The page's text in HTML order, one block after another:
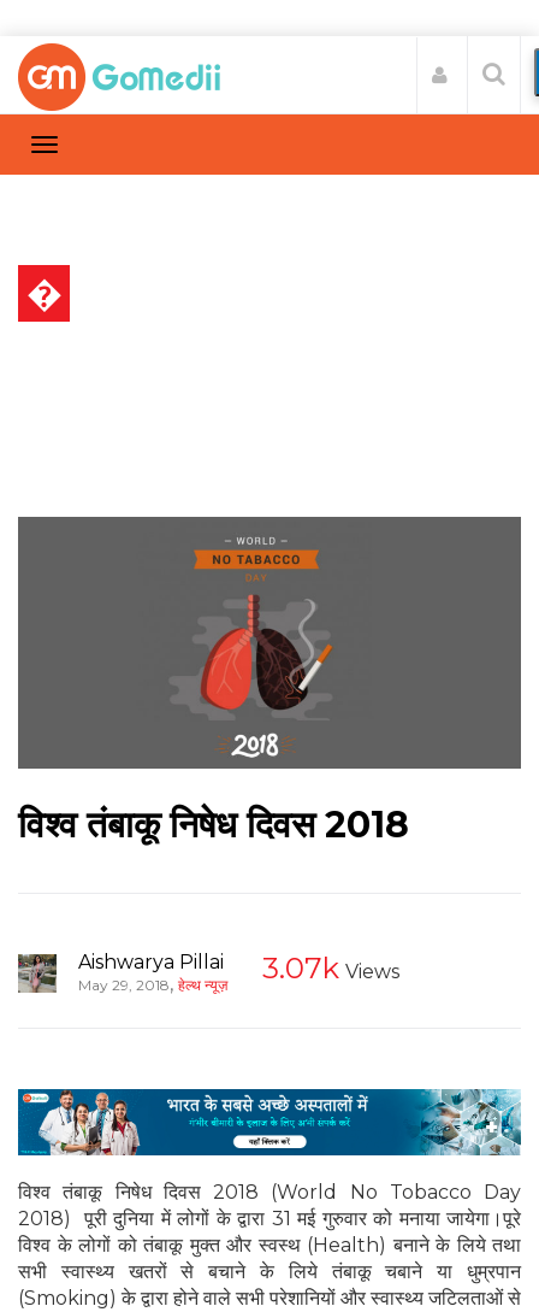
�
विश्व तंबाकू निषेध दिवस 2018
Aishwarya Pillai
May 29, 2018, हेल्थ न्यूज़ 3.07k Views
विश्व तंबाकू निषेध दिवस 2018 (World No Tobacco Day
2018) पूरी दुनिया में लोगों के द्वारा 31 मई गुरुवार को मनाया जायेगा।पूरे
विश्व के लोगों को तंबाकू मुक्त और स्वस्थ (Health) बनाने के लिये तथा
सभी स्वास्थ्य खतरों से बचाने के लिये तंबाकू चबाने या धुम्रपान
(Smoking) के द्वारा होने वाले सभी परेशानियों और स्वास्थ्य जटिलताओं से